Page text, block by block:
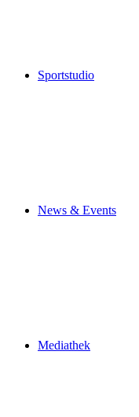
Sportstudio
News & Events
Mediathek